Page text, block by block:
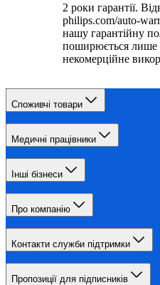
2 роки гарантії.
philips.com/auto-
нашу гарантійну
поширюється лише
некомерційне
Споживчі товари
Медичні працівники
Інші бізнеси
Про компанію
Контакти служби підтримки
Пропозиції для підписників